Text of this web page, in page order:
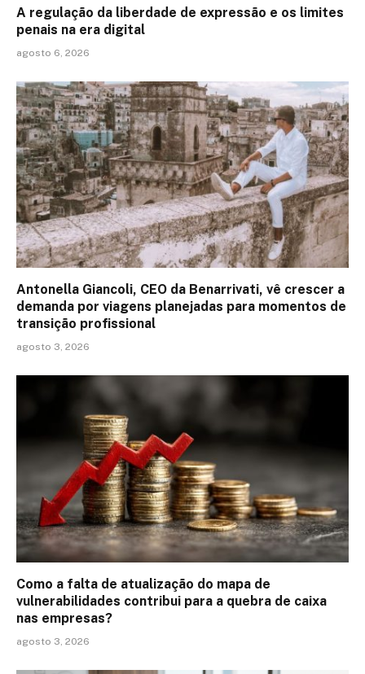
A regulação da liberdade de expressão e os limites
penais na era digital
agosto 6, 2026
Antonella Giancoli, CEO da Benarrivati, vê crescer a
demanda por viagens planejadas para momentos de
transição profissional
agosto 3, 2026
Como a falta de atualização do mapa de
vulnerabilidades contribui para a quebra de caixa
nas empresas?
agosto 3, 2026